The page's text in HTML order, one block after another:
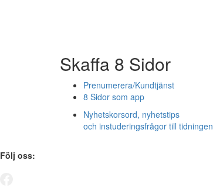
Skaffa 8 Sidor
Prenumerera/Kundtjänst
8 Sidor som app
Nyhetskorsord, nyhetstips
och instuderingsfrågor till tidningen
Följ oss: